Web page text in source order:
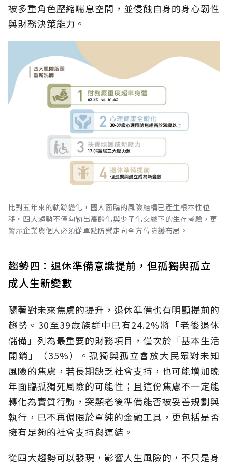
被多重角色壓縮喘息空間，並侵蝕自身的身心韌性
與財務決策能力。
比對五年來的軌跡變化，國人面臨的風險結構已產生根本性位
移。四大趨勢不僅勾勒出高齡化與少子化交織下的生存考驗，更
警示企業與個人必須從單點防禦走向全方位防護布局。
趨勢四：退休準備意識提前，但孤獨與孤立
成人生新變數
隨著對未來焦慮的提升，退休準備也有明顯提前的
趨勢。30至39歲族群中已有24.2%將「老後退休
儲備」列為最重要的財務項目，僅次於「基本生活
開銷」（35%）。孤獨與孤立會放大民眾對未知
風險的焦慮，若長期缺乏社會支持，也可能增加晚
年面臨孤獨死風險的可能性；且這份焦慮不一定能
轉化為實質行動，突顯老後準備能否被妥善規劃與
執行，已不再侷限於單純的金融工具，更包括是否
擁有足夠的社會支持與連結。
從四大趨勢可以發現，影響人生風險的，不只是身